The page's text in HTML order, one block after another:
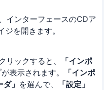
インターフェースのCDア
を開きます。
リックすると、
「インポ
表示されます。
「インポ
」 を選んで、
「設定」